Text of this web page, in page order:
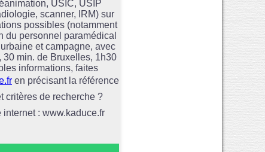
USIC, USIP
scanner, IRM) sur
possibles (notamment
du personnel paramédical
et campagne, avec
min. de Bruxelles, 1h30
informations, faites
en précisant la référence
critères de recherche ?
internet : www.kaduce.fr